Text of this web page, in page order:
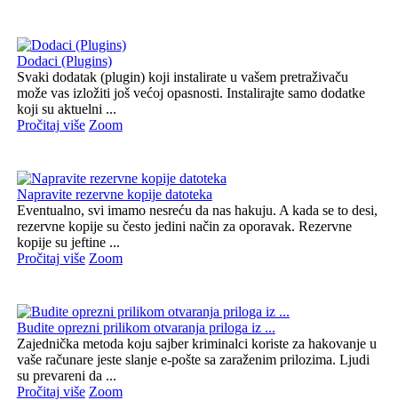
Dodaci (Plugins)
Svaki dodatak (plugin) koji instalirate u vašem pretraživaču
može vas izložiti još većoj opasnosti. Instalirajte samo dodatke
koji su aktuelni ...
Pročitaj više Zoom
Napravite rezervne kopije datoteka
Eventualno, svi imamo nesreću da nas hakuju. A kada se to desi,
rezervne kopije su često jedini način za oporavak. Rezervne
kopije su jeftine ...
Pročitaj više Zoom
Budite oprezni prilikom otvaranja priloga iz ...
Zajednička metoda koju sajber kriminalci koriste za hakovanje u
vaše računare jeste slanje e-pošte sa zaraženim prilozima. Ljudi
su prevareni da ...
Pročitaj više Zoom